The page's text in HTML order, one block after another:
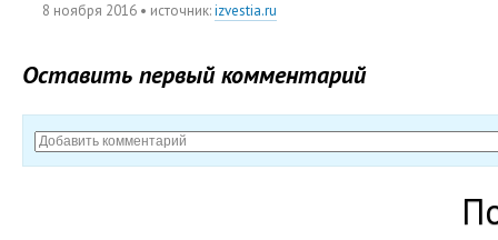
8 ноября 2016 • источник:izvestia.ru
Оставить первый комментарий